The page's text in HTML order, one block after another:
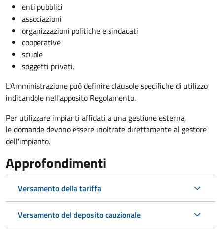
enti pubblici
associazioni
organizzazioni politiche e sindacati
cooperative
scuole
soggetti privati.
L'Amministrazione può definire clausole specifiche di utilizzo
indicandole nell'apposito Regolamento.
Per utilizzare impianti affidati a una gestione esterna,
le domande devono essere inoltrate direttamente al gestore
dell'impianto.
Approfondimenti
Versamento della tariffa
Versamento del deposito cauzionale